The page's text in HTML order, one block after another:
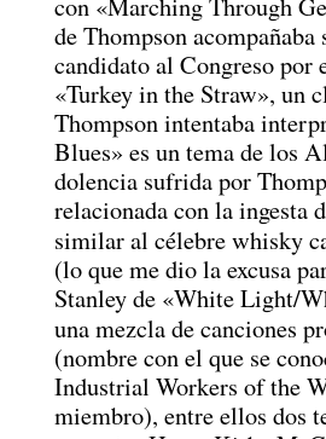
con «Marching Through
de Thompson
candidato al Congreso por
«Turkey in the Straw», un
Thompson intentaba
Blues» es un tema de los
dolencia sufrida por
relacionada con la ingesta
similar al célebre whisky
(lo que me dio la excusa
Stanley de «White Light/
una mezcla de canciones
(nombre con el que se
Industrial Workers of the
miembro), entre ellos dos